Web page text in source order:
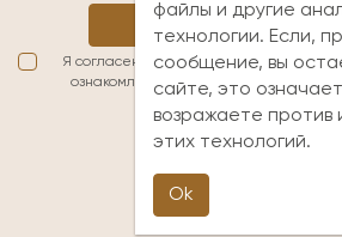
Подписаться
Я согласен(а) с условиями обработки
ознакомлен(а) спубличной офертой и
файлы и другие
технологии. Если,
сообщение, вы
сайте, это
возражаете против
этих технологий.
Ok